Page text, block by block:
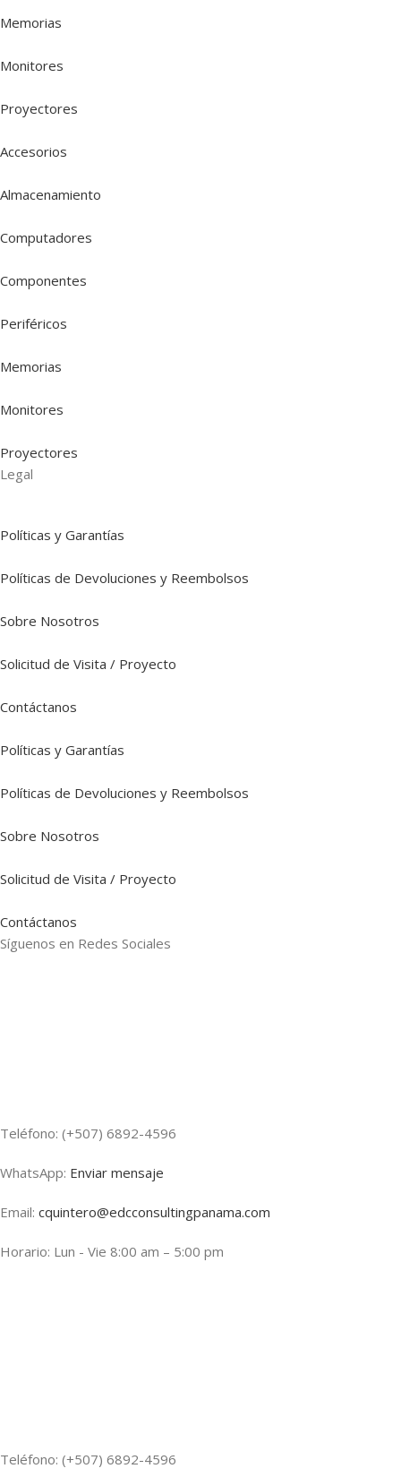
Memorias
Monitores
Proyectores
Accesorios
Almacenamiento
Computadores
Componentes
Periféricos
Memorias
Monitores
Proyectores
Legal
Políticas y Garantías
Políticas de Devoluciones y Reembolsos
Sobre Nosotros
Solicitud de Visita / Proyecto
Contáctanos
Políticas y Garantías
Políticas de Devoluciones y Reembolsos
Sobre Nosotros
Solicitud de Visita / Proyecto
Contáctanos
Síguenos en Redes Sociales
Teléfono: (+507) 6892-4596
WhatsApp: Enviar mensaje
Email: cquintero@edcconsultingpanama.com
Horario: Lun - Vie 8:00 am – 5:00 pm
Teléfono: (+507) 6892-4596